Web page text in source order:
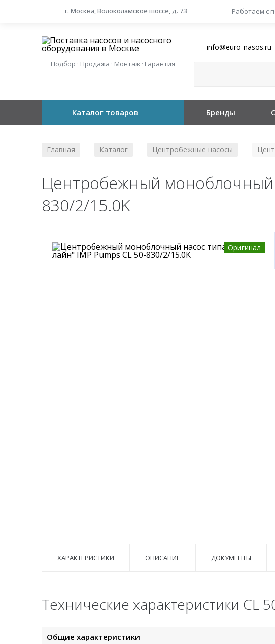
г. Москва, Волоколамское шоссе, д. 73 Работаем с
Подбор · Продажа · Монтаж · Гарантия
info@euro-nasos.ru
Каталог товаров Бренды
Главная Каталог Центробежные насосы
Центробежный моноблочный
830/2/15.0K
Оригинал
ХАРАКТЕРИСТИКИ ОПИСАНИЕ ДОКУМЕНТЫ
Технические характеристики CL
Общие характеристики